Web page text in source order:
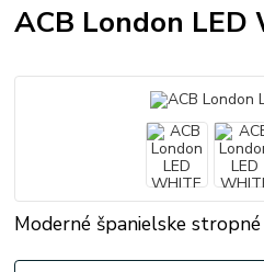
ACB London LED
Moderné španielske